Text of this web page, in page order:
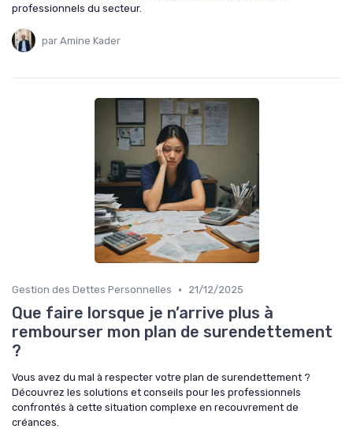
professionnels du secteur.
par Amine Kader
Gestion des Dettes Personnelles • 21/12/2025
Que faire lorsque je n’arrive plus à
rembourser mon plan de surendettement
?
Vous avez du mal à respecter votre plan de surendettement ?
Découvrez les solutions et conseils pour les professionnels
confrontés à cette situation complexe en recouvrement de
créances.